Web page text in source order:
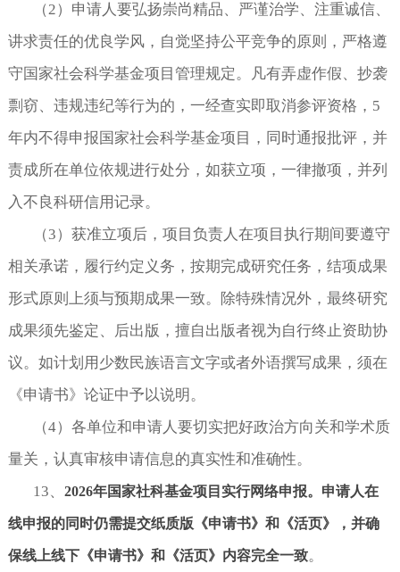
（2 ）申请人要弘扬崇尚精品、严谨治学、注重诚信、
讲求责任的优良学风，自觉坚持公平竞争的原则，严格遵
守国家社会科学基金项目管理规定。凡有弄虚作假、抄袭
剽窃、违规违纪等行为的，一经查实即取消参评资格， 5
年内不得申报国家社会科学基金项目，同时通报批评，并
责成所在单位依规进行处分，如获立项，一律撤项，并列
入不良科研信用记录。
（3 ）获准立项后，项目负责人在项目执行期间要遵守
相关承诺，履行约定义务，按期完成研究任务，结项成果
形式原则上须与预期成果一致。除特殊情况外，最终研究
成果须先鉴定、后出版，擅自出版者视为自行终止资助协
议。如计划用少数民族语言文字或者外语撰写成果，须在
《申请书》论证中予以说明。
（4）各单位和申请人要切实把好政治方向关和学术质
量关，认真审核申请信息的真实性和准确性。
13、 2026年国家社科基金项目实行网络申报。申请人在
线申报的同时仍需提交纸质版《申请书》和《活页》，并确
保线上线下《申请书》和《活页》内容完全一致。